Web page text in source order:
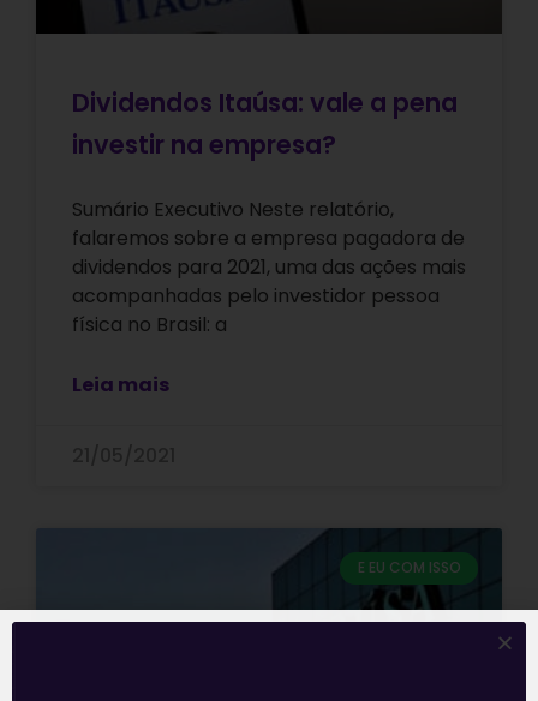
Dividendos Itaúsa: vale a pena
investir na empresa?
Sumário Executivo Neste relatório,
falaremos sobre a empresa pagadora de
dividendos para 2021, uma das ações mais
acompanhadas pelo investidor pessoa
física no Brasil: a
Leia mais
E EU COM ISSO